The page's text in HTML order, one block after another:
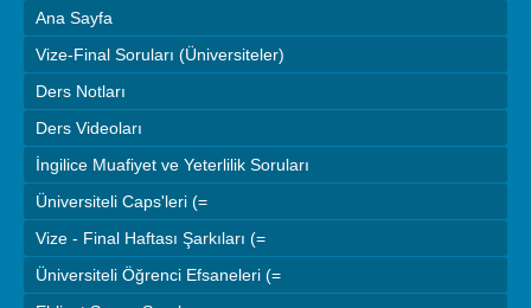
Ana Sayfa
Vize-Final Soruları (Üniversiteler)
Ders Notları
Ders Videoları
İngilice Muafiyet ve Yeterlilik Soruları
Üniversiteli Caps'leri (=
Vize - Final Haftası Şarkıları (=
Üniversiteli Öğrenci Efsaneleri (=